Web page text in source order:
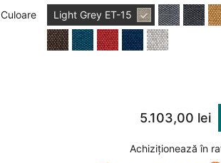
Culoare Light Grey ET-15
5.103,00 lei
Achiziționează în